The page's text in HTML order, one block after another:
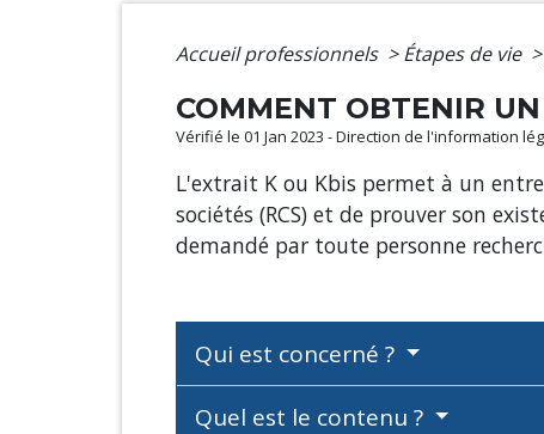
Accueil professionnels > Étapes de vie >
COMMENT OBTENIR
Vérifié le 01 Jan 2023 - Direction de l'information
L'extrait K ou Kbis permet à un
sociétés (RCS) et de prouver son
demandé par toute personne
Qui est concerné ?
Quel est le contenu ?